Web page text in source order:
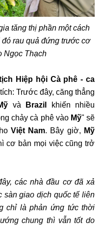
tăng thị phần một cách
đó rau quả đứng trước cơ
Ngọc Thạch
Hiệp hội Cà phê - ca
Trướcđây, căng thẳng
và Brazil khiến nhiều
chảy cà phê vào Mỹ" sẽ
Việt Nam. Bây giờ, Mỹ
cơ bản mọi việc cũng trở
ây, các nhàđầu cơ đã xả
sàn giao dịch quốc tế liên
chỉ là phản ứng tức thời
ướng chung thì vẫn tốt do